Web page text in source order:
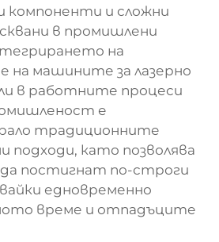
компоненти и сложни
в промишлени
на
на машините за лазерно
в работните процеси
е
традиционните
подходи, като позволява
постигнат по-строги
едновременно
време и отпадъците